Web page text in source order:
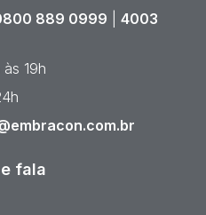
889 0999
4003
19h
fala